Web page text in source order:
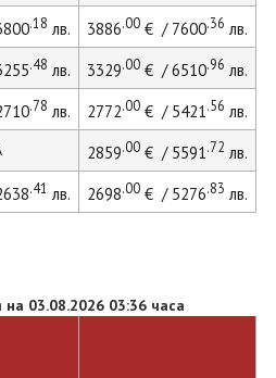
.18 лв. 3886.00€ / 7600.36 лв.
.48 лв. 3329.00€ / 6510.96 лв.
.78 лв. 2772.00€ / 5421.56 лв.
2859.00€ / 5591.72 лв.
.41 лв. 2698.00€ / 5276.83 лв.
03.08.2026 03:36 часа